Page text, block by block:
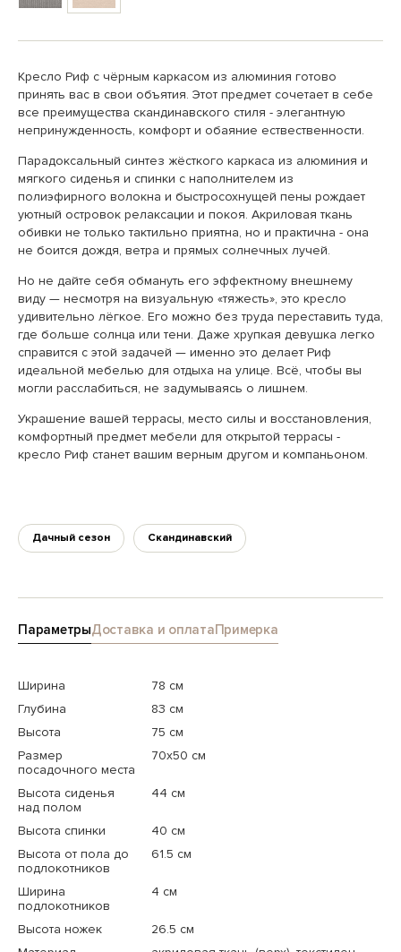
Кресло Риф с чёрным каркасом из алюминия готово
принять вас в свои объятия. Этот предмет сочетает в себе
все преимущества скандинавского стиля - элегантную
непринужденность, комфорт и обаяние ествественности.
Парадоксальный синтез жёсткого каркаса из алюминия и
мягкого сиденья и спинки с наполнителем из
полиэфирного волокна и быстросохнущей пены рождает
уютный островок релаксации и покоя. Акриловая ткань
обивки не только тактильно приятна, но и практична - она
не боится дождя, ветра и прямых солнечных лучей.
Но не дайте себя обмануть его эффектному внешнему
виду — несмотря на визуальную «тяжесть», это кресло
удивительно лёгкое. Его можно без труда переставить туда,
где больше солнца или тени. Даже хрупкая девушка легко
справится с этой задачей — именно это делает Риф
идеальной мебелью для отдыха на улице. Всё, чтобы вы
могли расслабиться, не задумываясь о лишнем.
Украшение вашей террасы, место силы и восстановления,
комфортный предмет мебели для открытой террасы -
кресло Риф станет вашим верным другом и компаньоном.
Дачный сезон Скандинавский
ПараметрыДоставка и оплатаПримерка
Ширина
78 см
Глубина
83 см
Высота
75 см
Размер
посадочного места
70х50 см
Высота сиденья
над полом
44 см
Высота спинки
40 см
Высота от пола до
подлокотников
61.5 см
Ширина
подлокотников
4 см
Высота ножек
26.5 см